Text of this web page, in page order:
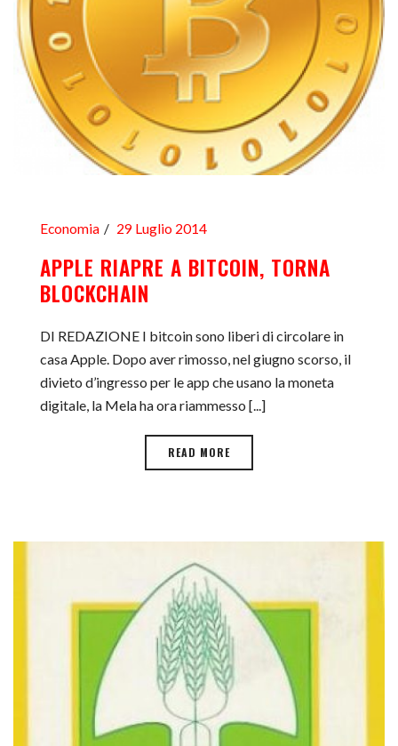
Economia 29 Luglio 2014
APPLE RIAPRE A BITCOIN, TORNA
BLOCKCHAIN
DI REDAZIONE I bitcoin sono liberi di circolare in
casa Apple. Dopo aver rimosso, nel giugno scorso, il
divieto d’ingresso per le app che usano la moneta
digitale, la Mela ha ora riammesso [...]
READ MORE